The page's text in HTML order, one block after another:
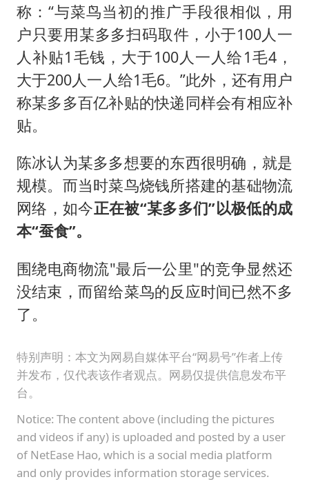
称：“与菜鸟当初的推广手段很相似，用
户只要用某多多扫码取件，小于100人一
人补贴1毛钱，大于100人一人给1毛4，
大于200人一人给1毛6。”此外，还有用户
称某多多百亿补贴的快递同样会有相应补
贴。
陈冰认为某多多想要的东西很明确，就是
规模。而当时菜鸟烧钱所搭建的基础物流
网络，如今正在被“某多多们”以极低的成
本“蚕食”。
围绕电商物流"最后一公里"的竞争显然还
没结束，而留给菜鸟的反应时间已然不多
了。
特别声明：本文为网易自媒体平台“网易号”作者上传
并发布，仅代表该作者观点。网易仅提供信息发布平
台。
Notice: The content above (including the pictures
and videos if any) is uploaded and posted by a user
of NetEase Hao, which is a social media platform
and only provides information storage services.